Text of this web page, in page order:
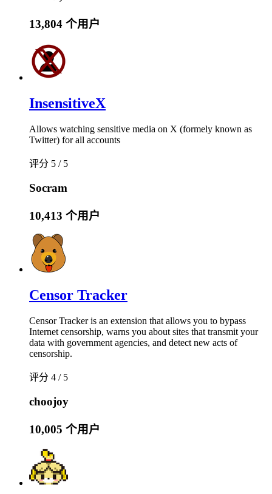
13,804 个用户
InsensitiveX
Allows watching sensitive media on X (formely known as
Twitter) for all accounts
评分 5 / 5
Socram
10,413 个用户
Censor Tracker
Censor Tracker is an extension that allows you to bypass
Internet censorship, warns you about sites that transmit your
data with government agencies, and detect new acts of
censorship.
评分 4 / 5
choojoy
10,005 个用户